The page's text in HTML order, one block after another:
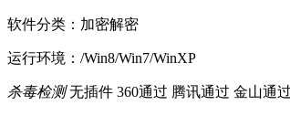
软件分类： 加密解密
运行环境： /Win8/Win7/WinXP
杀毒检测 无插件 360通过 腾讯通过 金山通过